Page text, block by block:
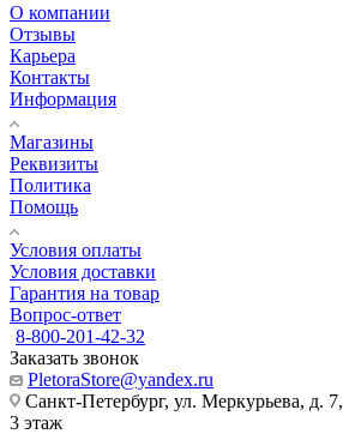
О компании
Отзывы
Карьера
Контакты
Информация
Магазины
Реквизиты
Политика
Помощь
Условия оплаты
Условия доставки
Гарантия на товар
Вопрос-ответ
8-800-201-42-32
Заказать звонок
PletoraStore@yandex.ru
Санкт-Петербург, ул. Меркурьева, д. 7,
3 этаж